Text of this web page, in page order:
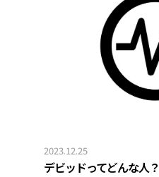
2023.12.25
デビッドってどんな人